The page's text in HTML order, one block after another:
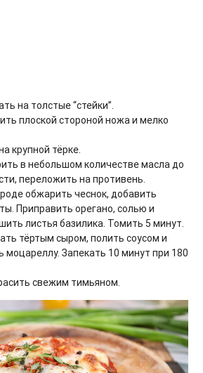
на толстые “стейки”.
плоской стороной ножа и мелко
крупной тёрке.
в небольшом количестве масла до
переложить на противень.
обжарить чеснок, добавить
Приправить орегано, солью и
листья базилика. Томить 5 минут.
тёртым сыром, полить соусом и
моцареллу. Запекать 10 минут при 180
свежим тимьяном.